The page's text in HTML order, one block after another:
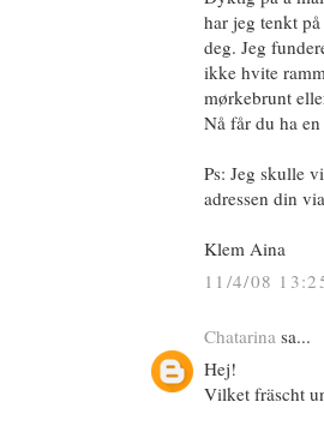
har jeg tenkt
deg. Jeg
ikke hvite
mørkebrunt
Nå får du ha
Ps: Jeg skulle
adressen din
Klem Aina
11/4/08
Chatarina sa...
Hej!
Vilket fräscht